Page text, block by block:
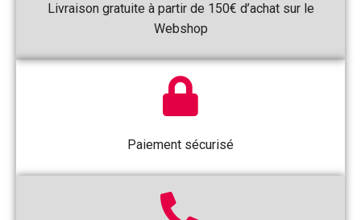
Livraison gratuite à partir de 150€ d’achat sur le
Webshop
Paiement sécurisé